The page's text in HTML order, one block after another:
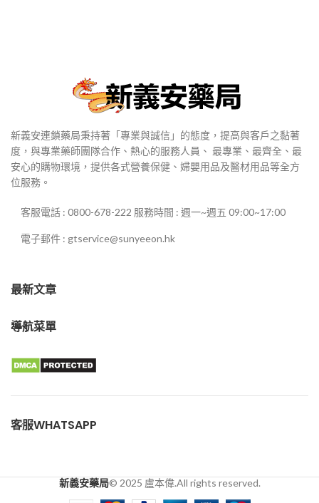
新義安連鎖藥局秉持著「專業與誠信」的態度，提高與客戶之黏著
度，與專業藥師團隊合作、熱心的服務人員、 最專業、最齊全、最
安心的購物環境，提供各式營養保健、婦嬰用品及醫材用品等全方
位服務。
客服電話 : 0800-678-222 服務時間 : 週一~週五 09:00~17:00
電子郵件 : gtservice@sunyeeon.hk
最新文章
導航菜單
客服WHATSAPP
新義安藥局© 2025 盧本偉.All rights reserved.